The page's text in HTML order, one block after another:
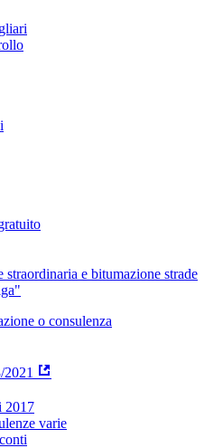
e bitumazione strade
o consulenza
2017
varie